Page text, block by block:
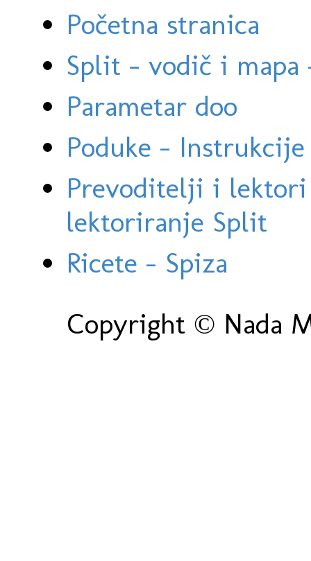
Početna stranica
Split - vodič i
Parametar doo
Poduke -
Prevoditelji i
lektoriranje Split
Ricete - Spiza
Copyright © Nada